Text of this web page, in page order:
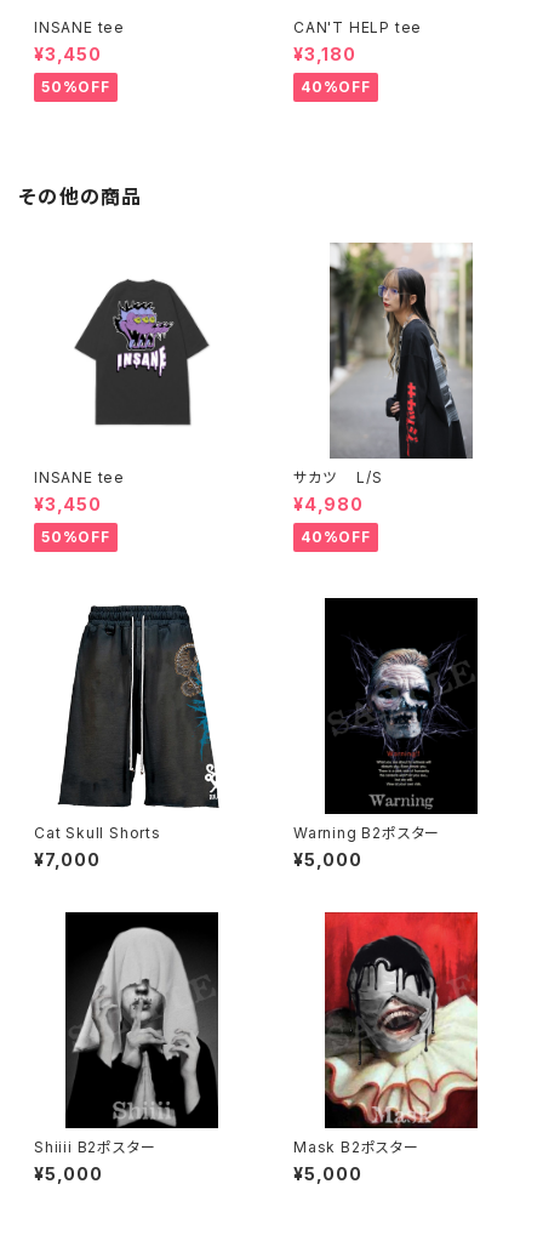
INSANE tee
¥3,450
50%OFF
CAN'T HELP tee
¥3,180
40%OFF
その他の商品
INSANE tee
¥3,450
50%OFF
サカツ L/S
¥4,980
40%OFF
Cat Skull Shorts
¥7,000
Warning B2ポスター
¥5,000
Shiiii B2ポスター
¥5,000
Mask B2ポスター
¥5,000